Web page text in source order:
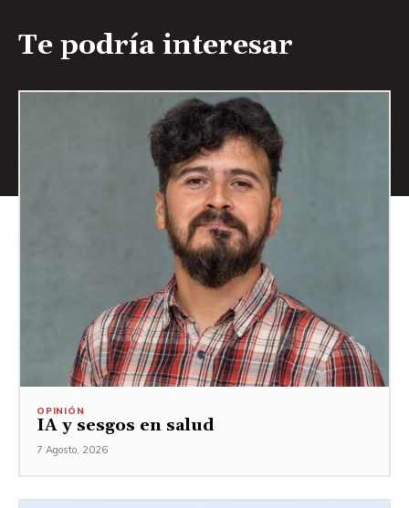
Te podría interesar
OPINIÓN
IA y sesgos en salud
7 Agosto, 2026